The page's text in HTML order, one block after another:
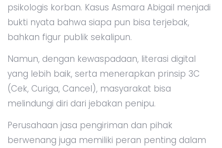
psikologis korban. Kasus Asmara Abigail menjadi
bukti nyata bahwa siapa pun bisa terjebak,
bahkan figur publik sekalipun.
Namun, dengan kewaspadaan, literasi digital
yang lebih baik, serta menerapkan prinsip 3C
(Cek, Curiga, Cancel), masyarakat bisa
melindungi diri dari jebakan penipu.
Perusahaan jasa pengiriman dan pihak
berwenang juga memiliki peran penting dalam